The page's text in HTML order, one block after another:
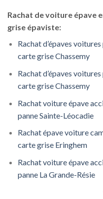
Rachat de voiture épave
grise épaviste:
Rachat d’épaves
carte grise Chassemy
Rachat d’épaves
carte grise Chassemy
Rachat voiture épave
panne Sainte-Léocadie
Rachat épave voiture
carte grise Eringhem
Rachat voiture épave
panne La Grande-Résie